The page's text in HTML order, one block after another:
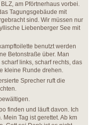
am Pförtnerhaus vorbei.
Tagungsgebäude mit
sind. Wir müssen nur
Liebenberger See mit
benutzt werden
Betonstraße über. Man
links, scharf rechts, das
kleine Runde drehen.
Sprecher ruft die
finden und läuft davon. Ich
Tag ist gerettet. Ab km